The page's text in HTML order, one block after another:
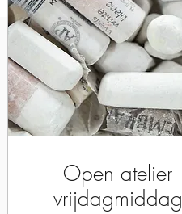
Open atelier
vrijdagmiddag